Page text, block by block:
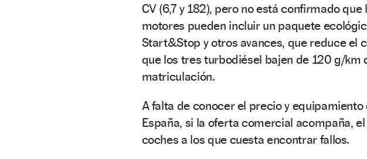
CV (6,7 y 182), pero no está confirmado que
motores pueden incluir un paquete
Start&Stop y otros avances, que reduce el
que los tres turbodiésel bajen de 120 g/km
matriculación.
A falta de conocer el precio y
España, si la oferta comercial acompaña,
coches a los que cuesta encontrar fallos.